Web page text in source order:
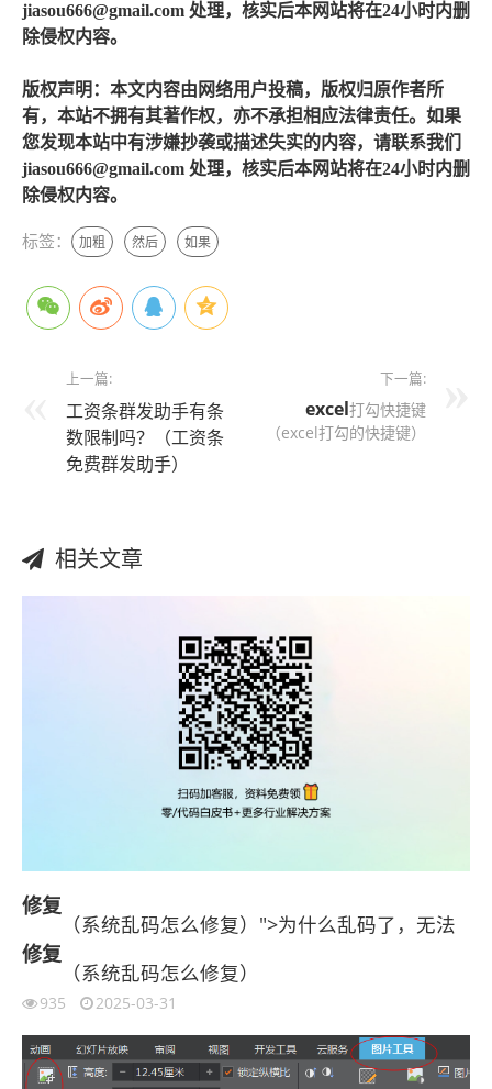
jiasou666@gmail.com 处理，核实后本网站将在24小时内删
除侵权内容。
版权声明：本文内容由网络用户投稿，版权归原作者所
有，本站不拥有其著作权，亦不承担相应法律责任。如果
您发现本站中有涉嫌抄袭或描述失实的内容，请联系我们
jiasou666@gmail.com 处理，核实后本网站将在24小时内删
除侵权内容。
标签： 加粗 然后 如果
上一篇:
工资条群发助手有条
数限制吗？（工资条
免费群发助手）
下一篇:
excel打勾快捷键
（excel打勾的快捷键）
相关文章
修复
（系统乱码怎么修复）">为什么乱码了，无法
修复
（系统乱码怎么修复）
935 2025-03-31